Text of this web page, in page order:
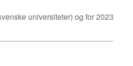
universiteter) og for 2023